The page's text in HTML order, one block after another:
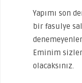
Yapımı son
bir fasulye
Eminim
olacaksınız.